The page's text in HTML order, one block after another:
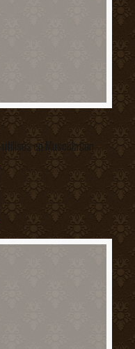
en Musculation